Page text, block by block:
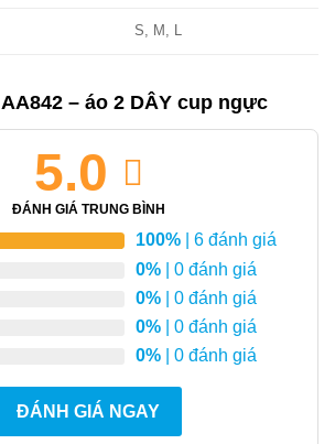
S, M, L
AA842 – áo 2 DÂY cup ngực
5.0
ĐÁNH GIÁ TRUNG BÌNH
100% | 6 đánh giá
0% | 0 đánh giá
0% | 0 đánh giá
0% | 0 đánh giá
0% | 0 đánh giá
ĐÁNH GIÁ NGAY